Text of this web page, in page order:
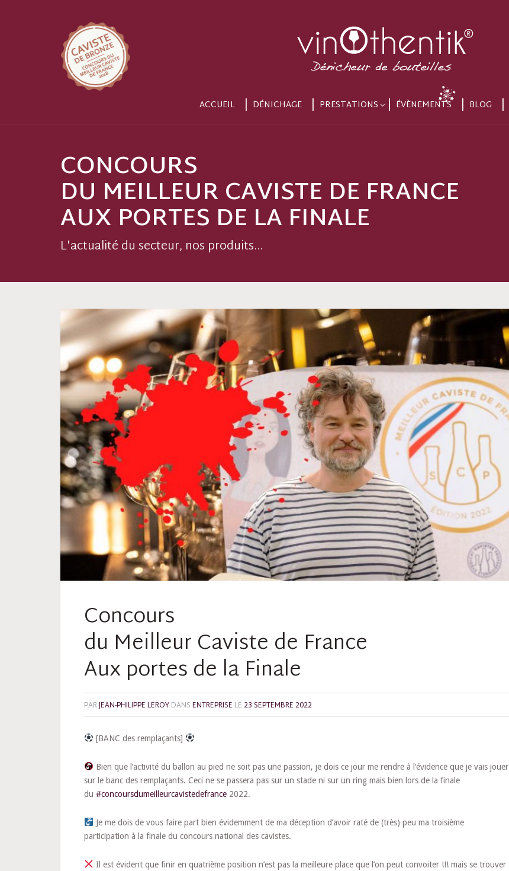
ACCUEIL DÉNICHAGE PRESTATIONS ÉVÈNEMENTS BLOG
CONCOURS
DU MEILLEUR CAVISTE DE FRANCE
AUX PORTES DE LA FINALE
L'actualité du secteur, nos produits...
Concours
du Meilleur Caviste de France
Aux portes de la Finale
PARJEAN-PHILIPPE LEROYDANSENTREPRISE LE23 SEPTEMBRE 2022
[BANC des remplaçants]
Bien que l’activité du ballon au pied ne soit pas une passion, je dois ce jour me rendre à l’évidence que je vais jouer
sur le banc des remplaçants. Ceci ne se passera pas sur un stade ni sur un ring mais bien lors de la finale
du #concoursdumeilleurcavistedefrance2022.
Je me dois de vous faire part bien évidemment de ma déception d’avoir raté de (très) peu ma troisième
participation à la finale du concours national des cavistes.
Il est évident que finir en quatrième position n’est pas la meilleure place que l’on peut convoiter !!! mais se trouver